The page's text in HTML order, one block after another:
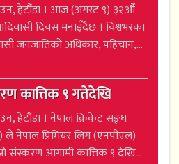
हेटौंडा । आज (अगस्ट ९) ३२औँ
दिवस मनाइँदैछ । विश्वभरका
जनजातिको अधिकार, पहिचान,...
कात्तिक ९ गतेदेखि
हेटौंडा । नेपाल क्रिकेट सङ्घ
ले नेपाल प्रिमियर लिग (एनपीएल)
संस्करण आगामी कात्तिक ९ देखि...